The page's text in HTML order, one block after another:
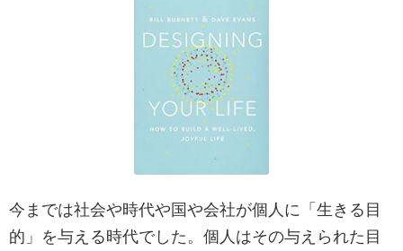
今までは社会や時代や国や会社が個人に「生きる目
的」を与える時代でした。個人はその与えられた目